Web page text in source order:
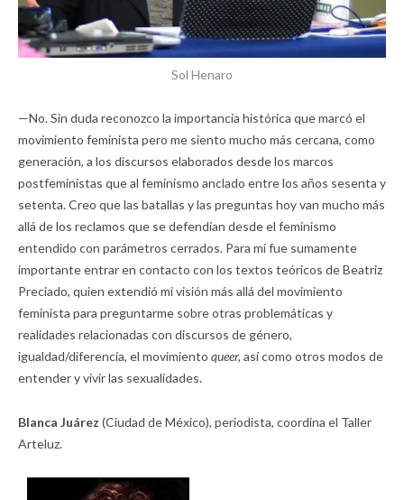
Sol Henaro
—No. Sin duda reconozco la importancia histórica que marcó el
movimiento feminista pero me siento mucho más cercana, como
generación, a los discursos elaborados desde los marcos
postfeministas que al feminismo anclado entre los años sesenta y
setenta. Creo que las batallas y las preguntas hoy van mucho más
allá de los reclamos que se defendían desde el feminismo
entendido con parámetros cerrados. Para mí fue sumamente
importante entrar en contacto con los textos teóricos de Beatriz
Preciado, quien extendió mi visión más allá del movimiento
feminista para preguntarme sobre otras problemáticas y
realidades relacionadas con discursos de género,
igualdad/diferencia, el movimiento queer, así como otros modos de
entender y vivir las sexualidades.
Blanca Juárez (Ciudad de México), periodista, coordina el Taller
Arteluz.